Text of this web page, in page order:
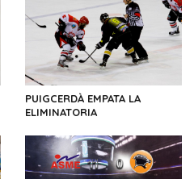
PUIGCERDÀ EMPATA LA
ELIMINATORIA